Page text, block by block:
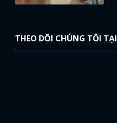
THEO DÕI CHÚNG TÔI TẠI